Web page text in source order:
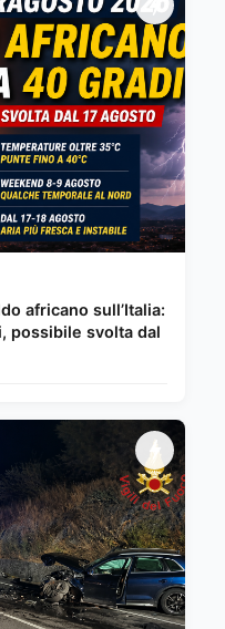
africano sull’Italia:
possibile svolta dal